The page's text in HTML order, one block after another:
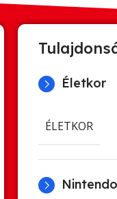
Életkor
ÉLETKOR